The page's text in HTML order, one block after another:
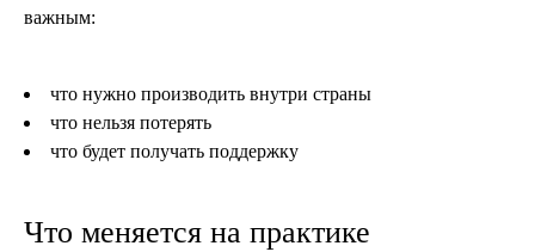
важным:
что нужно производить внутри страны
что нельзя потерять
что будет получать поддержку
Что меняется на практике